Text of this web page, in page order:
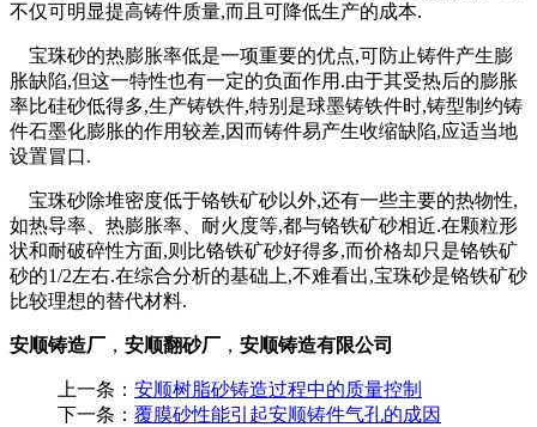
不仅可明显提高铸件质量,而且可降低生产的成本.
宝珠砂的热膨胀率低是一项重要的优点,可防止铸件产生膨
胀缺陷,但这一特性也有一定的负面作用.由于其受热后的膨胀
率比硅砂低得多,生产铸铁件,特别是球墨铸铁件时,铸型制约铸
件石墨化膨胀的作用较差,因而铸件易产生收缩缺陷,应适当地
设置冒口.
宝珠砂除堆密度低于铬铁矿砂以外,还有一些主要的热物性,
如热导率、热膨胀率、耐火度等,都与铬铁矿砂相近.在颗粒形
状和耐破碎性方面,则比铬铁矿砂好得多,而价格却只是铬铁矿
砂的1/2左右.在综合分析的基础上,不难看出,宝珠砂是铬铁矿砂
比较理想的替代材料.
安顺铸造厂 ， 安顺翻砂厂 ， 安顺铸造有限公司
上一条： 安顺树脂砂铸造过程中的质量控制
下一条： 覆膜砂性能引起安顺铸件气孔的成因